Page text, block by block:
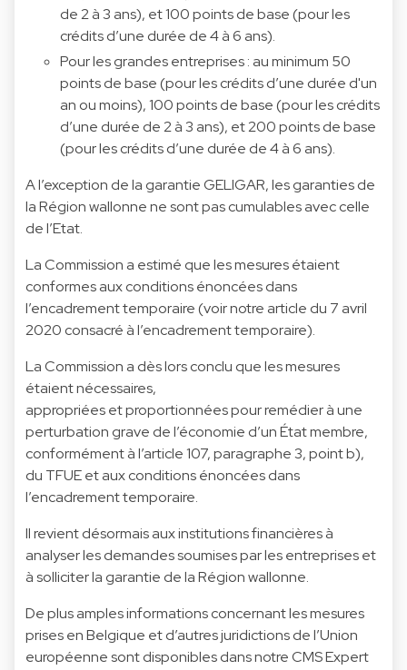
de 2 à 3 ans), et 100 points de base (pour les
crédits d’une durée de 4 à 6 ans).
Pour les grandes entreprises : au minimum 50
points de base (pour les crédits d’une durée d'un
an ou moins), 100 points de base (pour les crédits
d’une durée de 2 à 3 ans), et 200 points de base
(pour les crédits d’une durée de 4 à 6 ans).
A l’exception de la garantie GELIGAR, les garanties de
la Région wallonne ne sont pas cumulables avec celle
de l’Etat.
La Commission a estimé que les mesures étaient
conformes aux conditions énoncées dans
l’encadrement temporaire (voir notre article du 7 avril
2020 consacré à l’encadrement temporaire).
La Commission a dès lors conclu que les mesures
étaient nécessaires,
appropriées et proportionnées pour remédier à une
perturbation grave de l’économie d’un État membre,
conformément à l’article 107, paragraphe 3, point b),
du TFUE et aux conditions énoncées dans
l’encadrement temporaire.
Il revient désormais aux institutions financières à
analyser les demandes soumises par les entreprises et
à solliciter la garantie de la Région wallonne.
De plus amples informations concernant les mesures
prises en Belgique et d’autres juridictions de l’Union
européenne sont disponibles dans notreCMS Expert